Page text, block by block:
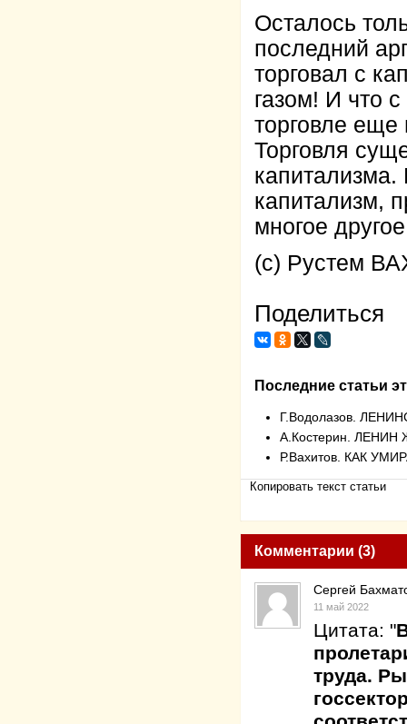
Осталось
последний
торговал с
газом! И что
торговле
Торговля
капитализм,
многое
(с) Рустем
Поделиться
Последние статьи
Г.Водолазов.
А.Костерин.
Р.Вахитов. КАК
Копировать текст статьи
Комментарии (3)
Сергей
11 май 2022
Цитата: "
труда.